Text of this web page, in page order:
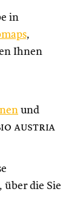
in
,
Ihnen
und
austria
die Sie